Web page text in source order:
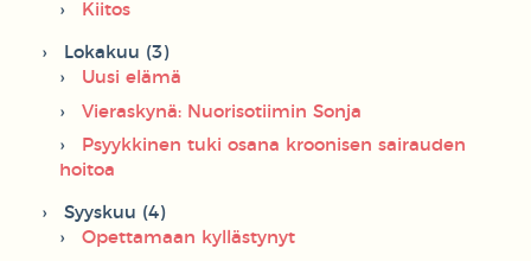
Kiitos
Lokakuu (3)
Uusi elämä
Vieraskynä: Nuorisotiimin Sonja
Psyykkinen tuki osana kroonisen sairauden
hoitoa
Syyskuu (4)
Opettamaan kyllästynyt